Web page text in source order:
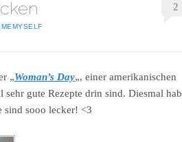
2
„Woman’s Day„, einer amerikanischen
gute Rezepte drin sind. Diesmal hab
sind sooo lecker! <3